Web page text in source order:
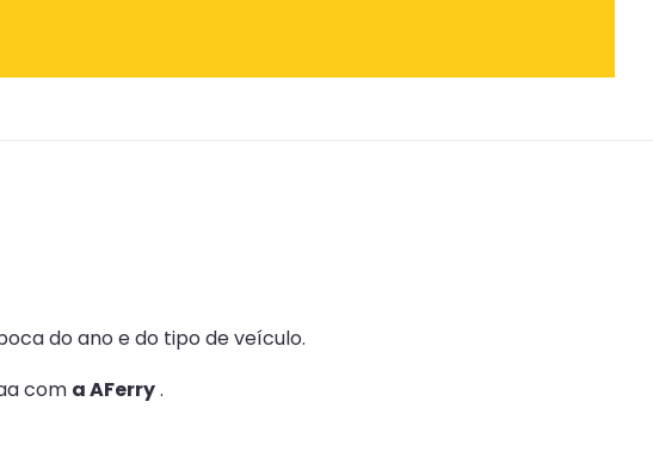
do ano e do tipo de veículo.
com a AFerry.